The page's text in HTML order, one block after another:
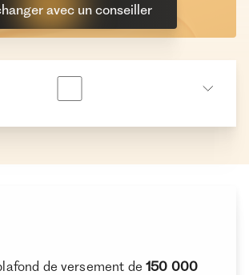
avec un conseiller
de versement de150 000